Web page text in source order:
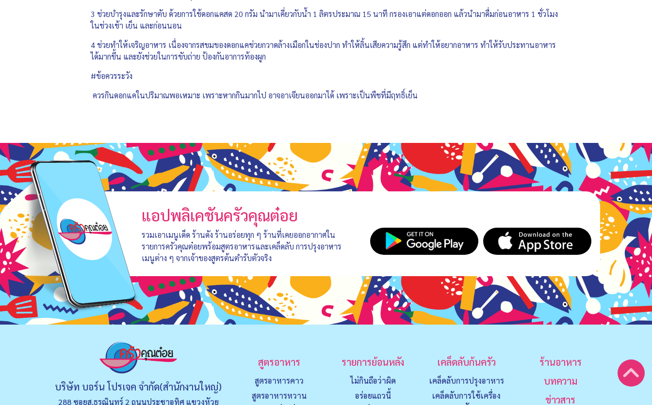
3 ช่วยบำรุงและรักษาตับ ด้วยการใช้ดอกแคสด 20 กรัม นำมาเคี่ยวกับน้ำ 1 ลิตรประมาณ 15 นาที กรองเอาแต่ดอกออก แล้วนำมาดื่มก่อนอาหาร 1 ชั่วโมง
ในช่วงเช้า เย็น และก่อนนอน
4 ช่วยทำให้เจริญอาหาร เนื่องจากรสขมของดอกแคช่วยกวาดล้างเมือกในช่องปาก ทำให้ลิ้นเสียความรู้สึก แต่ทำให้อยากอาหาร ทำให้รับประทานอาหาร
ได้มากขึ้น และยังช่วยในการขับถ่าย ป้องกันอาการท้องผูก
#ข้อควรระวัง
ควรกินดอกแคในปริมาณพอเหมาะ เพราะหากกินมากไป อาจอาเจียนออกมาได้ เพราะเป็นพืชที่มีฤทธิ์เย็น
แอปพลิเคชันครัวคุณต๋อย
รวมเอาเมนูเด็ด ร้านดัง ร้านอร่อยทุก ๆ ร้านที่เคยออกอากาศใน
รายการครัวคุณต๋อยพร้อมสูตรอาหารและเคล็ดลับ การปรุงอาหาร
เมนูต่าง ๆ จากเจ้าของสูตรต้นตำรับตัวจริง
บริษัท บอร์น โปรเจค จำกัด(สำนักงานใหญ่)
288 ซอยส.ธรณินทร์ 2 ถนนประชาอุทิศ แขวงหัวย
สูตรอาหาร
สูตรอาหารคาว
สูตรอาหารหวาน
รายการย้อนหลัง
ไม่กินถือว่าผิด
อร่อยแถวนี้
เคล็ดลับก้นครัว
เคล็ดลับการปรุงอาหาร
เคล็ดลับการใช้เครื่อง
ร้านอาหาร
บทความ
ข่าวสาร